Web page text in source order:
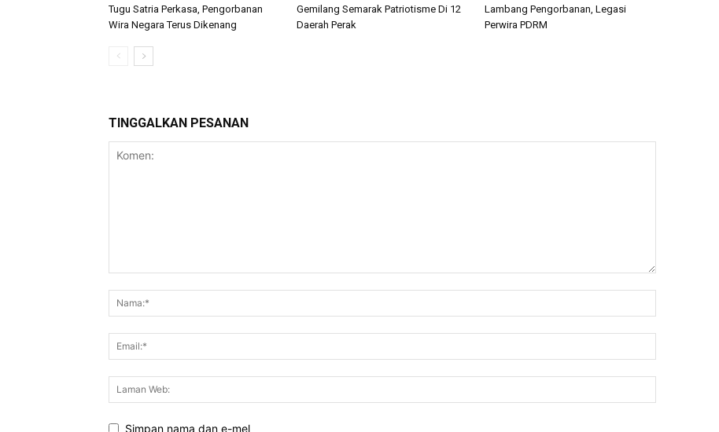
Tugu Satria Perkasa, Pengorbanan
Wira Negara Terus Dikenang
Gemilang Semarak Patriotisme Di 12
Daerah Perak
Lambang Pengorbanan, Legasi
Perwira PDRM
TINGGALKAN PESANAN
Simpan nama dan e-mel